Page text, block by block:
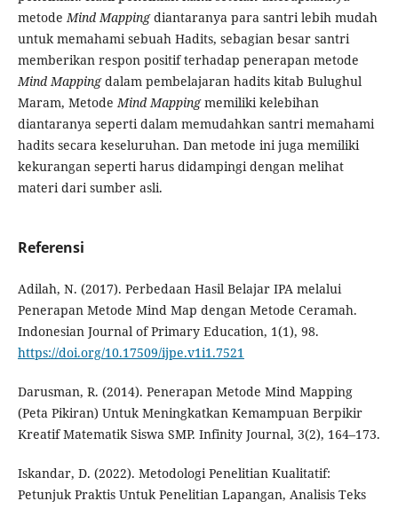
metodeMind Mappingdiantaranya para santri lebih mudah
untuk memahami sebuah Hadits, sebagian besar santri
memberikan respon positif terhadap penerapan metode
Mind Mappingdalam pembelajaran hadits kitab Bulughul
Maram, MetodeMind Mappingmemiliki kelebihan
diantaranya seperti dalam memudahkan santri memahami
hadits secara keseluruhan. Dan metode ini juga memiliki
kekurangan seperti harus didampingi dengan melihat
materi dari sumber asli.
Referensi
Adilah, N. (2017). Perbedaan Hasil Belajar IPA melalui
Penerapan Metode Mind Map dengan Metode Ceramah.
Indonesian Journal of Primary Education, 1(1), 98.
https://doi.org/10.17509/ijpe.v1i1.7521
Darusman, R. (2014). Penerapan Metode Mind Mapping
(Peta Pikiran) Untuk Meningkatkan Kemampuan Berpikir
Kreatif Matematik Siswa SMP. Infinity Journal, 3(2), 164–173.
Iskandar, D. (2022). Metodologi Penelitian Kualitatif:
Petunjuk Praktis Untuk Penelitian Lapangan, Analisis Teks